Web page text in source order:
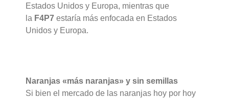
Estados Unidos y Europa, mientras que
la F4P7estaría más enfocada en Estados
Unidos y Europa.
Naranjas «más naranjas» y sin semillas
Si bien el mercado de las naranjas hoy por hoy